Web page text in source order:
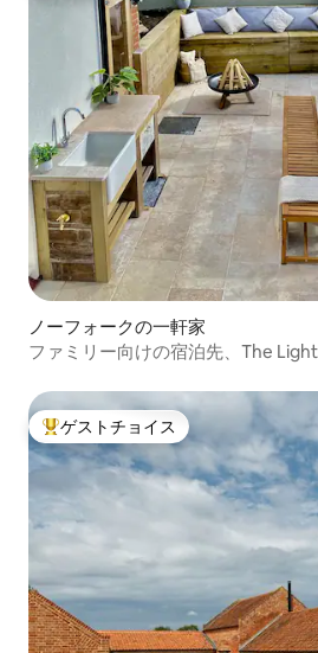
ノーフォークの一軒家
ファミリー向けの宿泊先、The
大好評のゲストチョイスです。
ゲストチョイス